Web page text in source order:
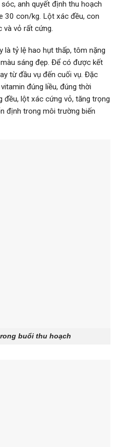
anh quyết định thu hoạch
30 con/kg. Lột xác đều, con
và vỏ rất cứng.
là tỷ lệ hao hụt thấp, tôm nặng
sáng đẹp. Để có được kết
từ đầu vụ đến cuối vụ. Đặc
đúng liều, đúng thời
đều, lột xác cứng vỏ, tăng trọng
định trong môi trường biến
buổi thu hoạch